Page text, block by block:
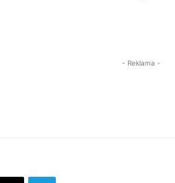
- Reklama -